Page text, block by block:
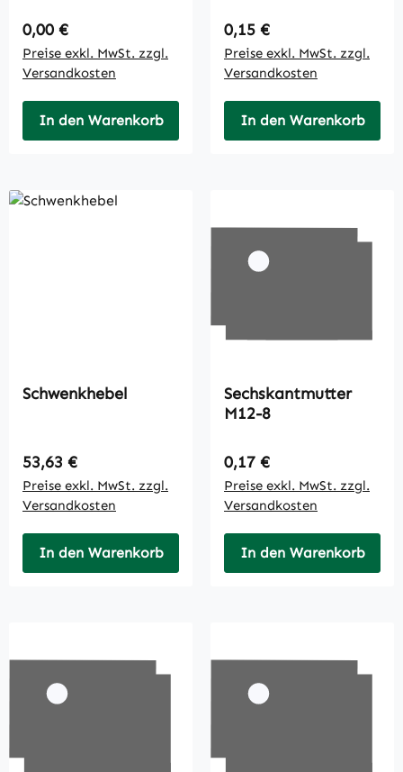
Regulärer Preis:
0,00 €
Preise exkl. MwSt. zzgl.
Versandkosten
In den Warenkorb
Regulärer Preis:
0,15 €
Preise exkl. MwSt. zzgl.
Versandkosten
In den Warenkorb
Schwenkhebel
Regulärer Preis:
53,63 €
Preise exkl. MwSt. zzgl.
Versandkosten
In den Warenkorb
Sechskantmutter
M12-8
Regulärer Preis:
0,17 €
Preise exkl. MwSt. zzgl.
Versandkosten
In den Warenkorb